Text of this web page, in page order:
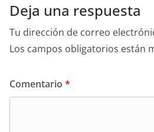
Deja una respuesta
Tu dirección de correo
Los campos obligatorios están
Comentario *